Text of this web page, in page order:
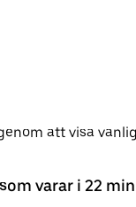
att visa
varar i 22